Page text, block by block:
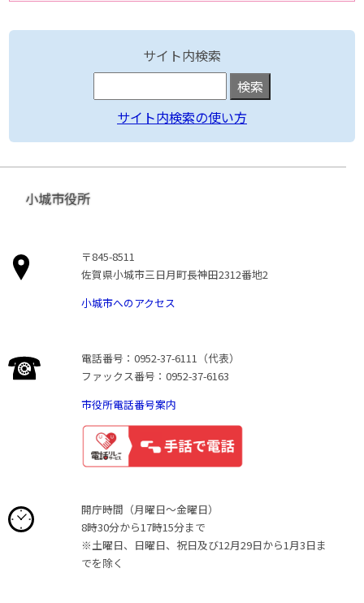
サイト内検索
サイト内検索の使い方
小城市役所
〒845-8511
佐賀県小城市三日月町長神田2312番地2
小城市へのアクセス
電話番号：0952-37-6111（代表）
ファックス番号：0952-37-6163
市役所電話番号案内
開庁時間（月曜日〜金曜日）
8時30分から17時15分まで
※土曜日、日曜日、祝日及び12月29日から1月3日ま
でを除く